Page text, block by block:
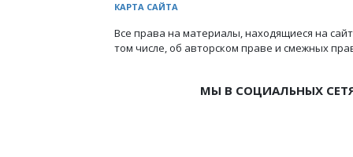
КАРТА САЙТА
Все права на материалы, находящиеся на
том числе, об авторском праве и смежных
МЫ В СОЦИАЛЬНЫХ